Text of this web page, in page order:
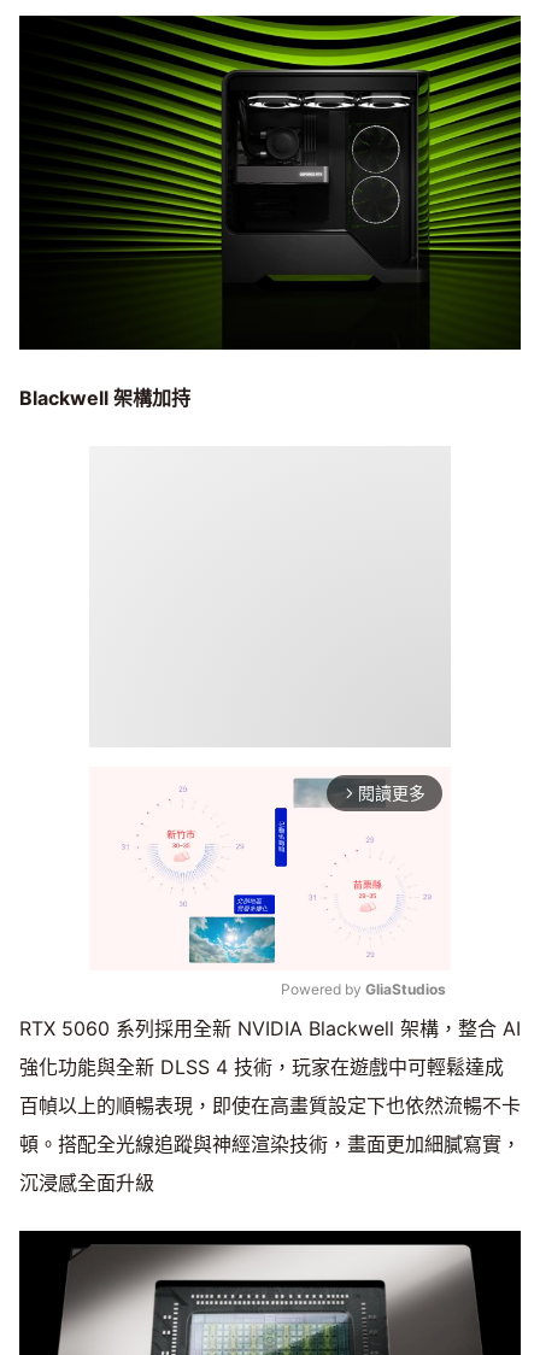
Blackwell 架構加持
arrow_forward_ios 閱讀更多
Mute
Powered by GliaStudios
RTX 5060 系列採用全新 NVIDIA Blackwell 架構，整合 AI
強化功能與全新 DLSS 4 技術，玩家在遊戲中可輕鬆達成
百幀以上的順暢表現，即使在高畫質設定下也依然流暢不卡
頓。搭配全光線追蹤與神經渲染技術，畫面更加細膩寫實，
沉浸感全面升級